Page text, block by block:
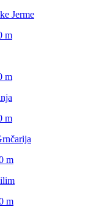
Jerme
m
m
m
m
m